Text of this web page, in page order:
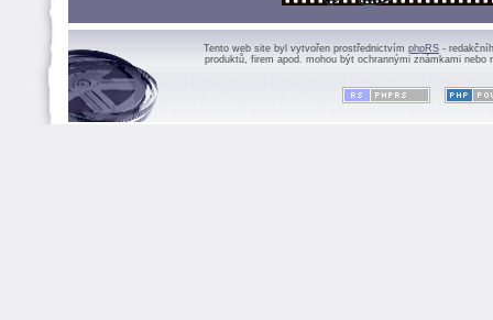
Tento web site byl vytvořen prostřednictvím phpRS -
produktů, firem apod. mohou být ochrannými známkami